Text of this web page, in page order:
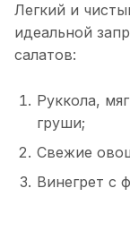
Легкий и
идеальной
салатов:
Руккола,
груши;
Свежие
Винегрет с